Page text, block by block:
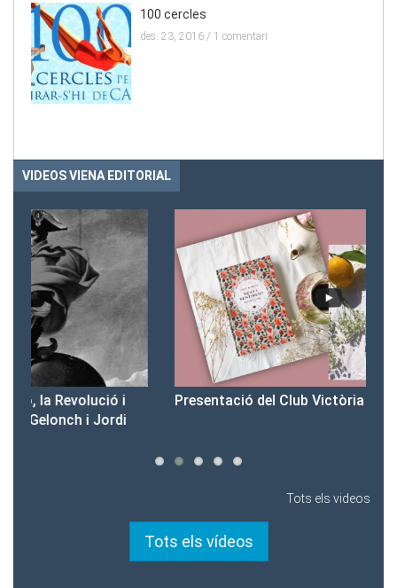
100 cercles
des. 23, 2016 / 1 comentari
VIDEOS VIENA EDITORIAL
Presentació del Club Victòria
Tots els vídeos